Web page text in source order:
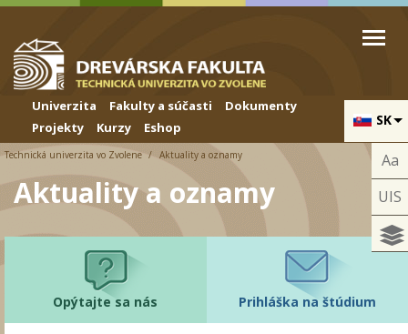
Skip to cookies
Skip to navigation
Skočiť na hlavný obsah
SK
Univerzita Fakulty a súčasti
Dokumenty
Projekty
Kurzy Eshop
Aa
UIS
Technická univerzita vo Zvolene Aktuality a oznamy
Aktuality a oznamy
Opýtajte sa nás Prihláška na štúdium